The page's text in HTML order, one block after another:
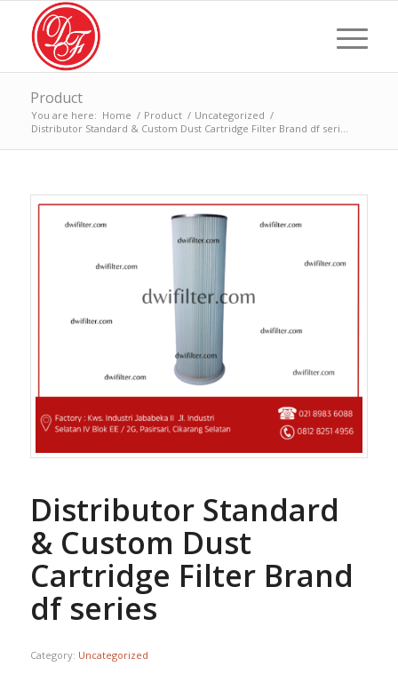
Product
You are here: Home / Product / Uncategorized /
Distributor Standard & Custom Dust Cartridge Filter Brand df seri...
Distributor Standard
& Custom Dust
Cartridge Filter Brand
df series
Category: Uncategorized